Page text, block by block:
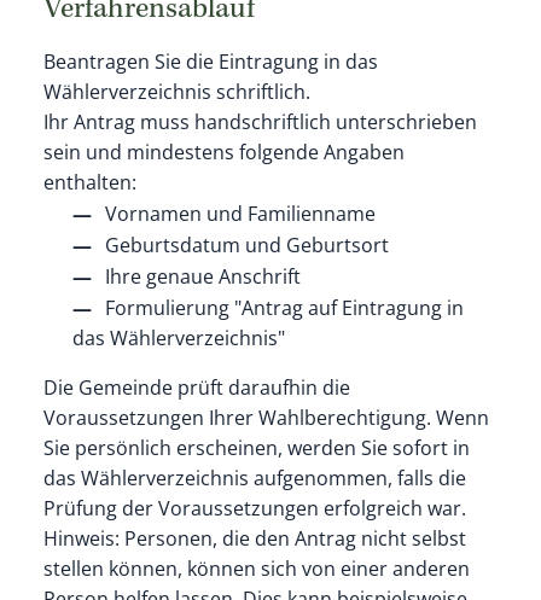
Verfahrensablauf
Beantragen Sie die Eintragung in das
Wählerverzeichnis schriftlich.
Ihr Antrag muss handschriftlich unterschrieben
sein und mindestens folgende Angaben
enthalten:
Vornamen und Familienname
Geburtsdatum und Geburtsort
Ihre genaue Anschrift
Formulierung "Antrag auf Eintragung in
das Wählerverzeichnis"
Die Gemeinde prüft daraufhin die
Voraussetzungen Ihrer Wahlberechtigung. Wenn
Sie persönlich erscheinen, werden Sie sofort in
das Wählerverzeichnis aufgenommen, falls die
Prüfung der Voraussetzungen erfolgreich war.
Hinweis: Personen, die den Antrag nicht selbst
stellen können, können sich von einer anderen